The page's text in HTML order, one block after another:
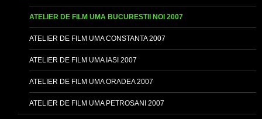
ATELIER DE FILM UMA BUCURESTII NOI 2007
ATELIER DE FILM UMA CONSTANTA 2007
ATELIER DE FILM UMA IASI 2007
ATELIER DE FILM UMA ORADEA 2007
ATELIER DE FILM UMA PETROSANI 2007